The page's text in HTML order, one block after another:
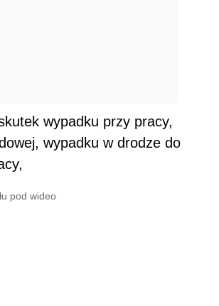
wypadku przy pracy,
wypadku w drodze do
pod wideo